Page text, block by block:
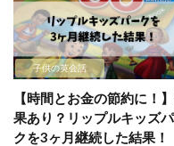
子供の英会話
【時間とお金の節約に！
果あり？リップルキッズ
クを3ヶ月継続した結果！